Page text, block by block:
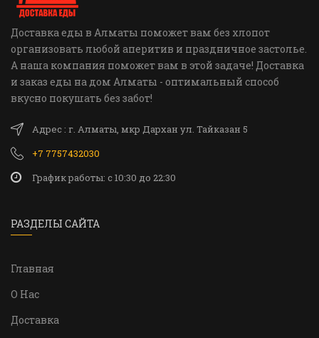
Доставка еды в Алматы поможет вам без хлопот
организовать любой аперитив и праздничное застолье.
А наша компания поможет вам в этой задаче! Доставка
и заказ еды на дом Алматы - оптимальный способ
вкусно покушать без забот!
Адрес : г. Алматы, мкр Дархан ул. Тайказан 5
+7 7757432030
График работы: c 10:30 до 22:30
РАЗДЕЛЫ САЙТА
Главная
О Нас
Доставка